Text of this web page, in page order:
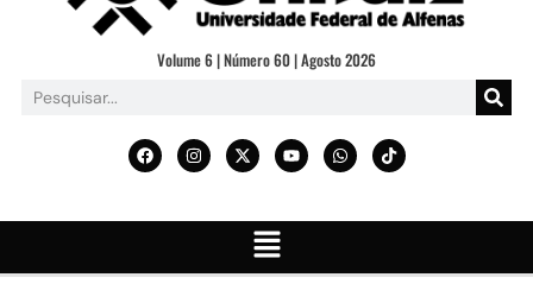
Volume 6 | Número 60 | Agosto 2026